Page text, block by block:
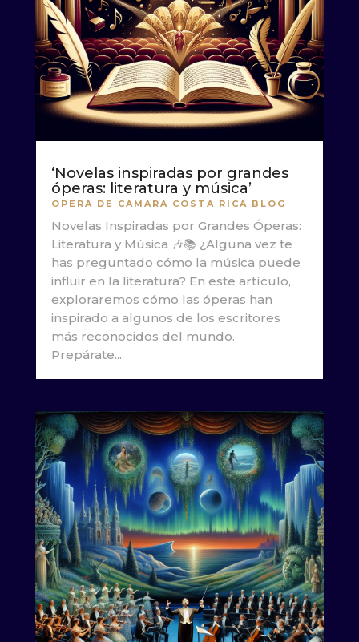
‘Novelas inspiradas por grandes
óperas: literatura y música’
OPERA DE CAMARA COSTA RICA BLOG
Novelas Inspiradas por Grandes Óperas:
Literatura y Música 🎶📚 ¿Alguna vez te
has preguntado cómo la música puede
influir en la literatura? En este artículo,
exploraremos cómo las óperas han
inspirado a algunos de los escritores
más reconocidos del mundo.
Prepárate...